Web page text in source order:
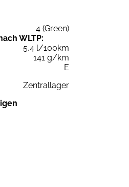
4 (Green)
WLTP:
5,4 l/100km
141 g/km
E
Zentrallager